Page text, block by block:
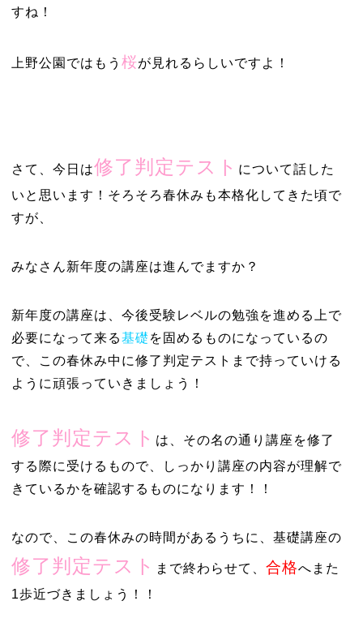
すね！
上野公園ではもう 桜が見れるらしいですよ！
さて、今日は修了判定テスト について話した
いと思います！そろそろ春休みも本格化してきた頃で
すが、
みなさん新年度の講座は進んでますか？
新年度の講座は、今後受験レベルの勉強を進める上で
必要になって来る基礎 を固めるものになっているの
で、この春休み中に修了判定テストまで持っていける
ように頑張っていきましょう！
修了判定テスト は、その名の通り講座を修了
する際に受けるもので、しっかり講座の内容が理解で
きているかを確認するものになります！！
なので、この春休みの時間があるうちに、基礎講座の
修了判定テスト まで終わらせて、 合格へまた
1歩近づきましょう！！